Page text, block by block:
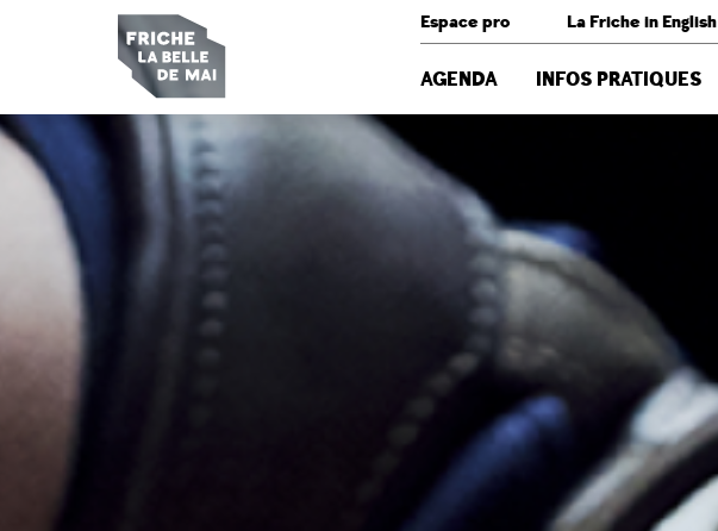
Espace pro La Friche in English
AGENDA INFOS PRATIQUES
Panneau de gestion des cookies